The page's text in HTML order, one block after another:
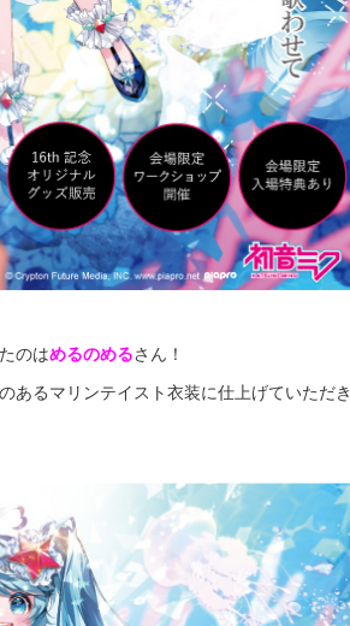
のはめるのめるさん！
あるマリンテイスト衣装に仕上げていただき